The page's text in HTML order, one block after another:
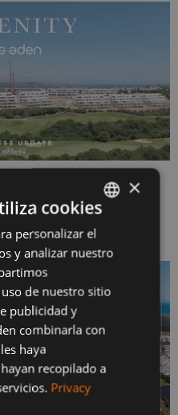
ENGLISH
SPANISH
FRENCH
×
cookies
personalizar el
y analizar nuestro
de nuestro sitio
publicidad y
combinarla con
haya
recopilado a
Privacy